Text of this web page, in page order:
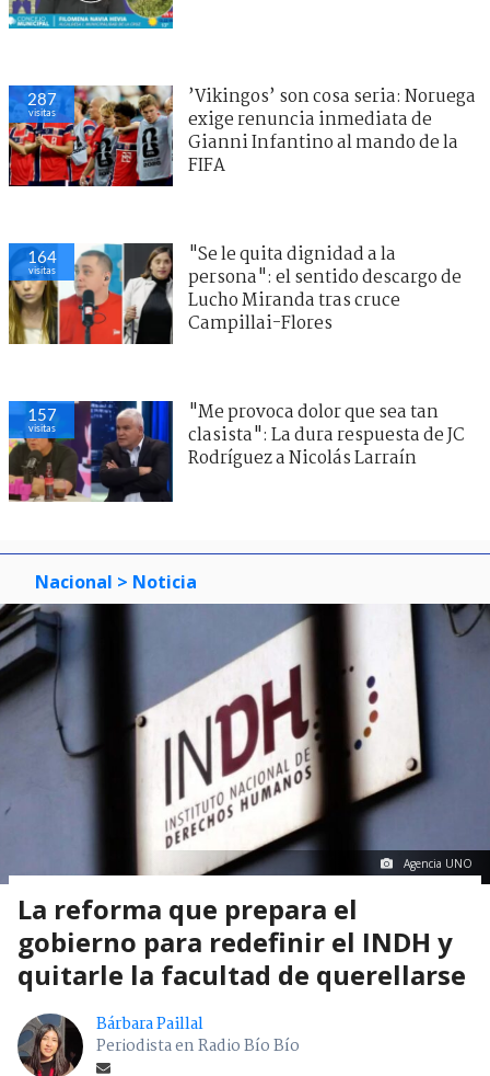
287
visitas
’Vikingos’ son cosa seria: Noruega
exige renuncia inmediata de
Gianni Infantino al mando de la
FIFA
164
visitas
"Se le quita dignidad a la
persona": el sentido descargo de
Lucho Miranda tras cruce
Campillai-Flores
157
visitas
"Me provoca dolor que sea tan
clasista": La dura respuesta de JC
Rodríguez a Nicolás Larraín
Nacional > Noticia
Agencia UNO
La reforma que prepara el
gobierno para redefinir el INDH y
quitarle la facultad de querellarse
Bárbara Paillal
Periodista en Radio Bío Bío